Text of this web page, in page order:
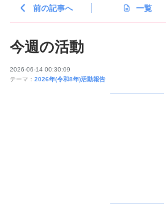
前の記事へ 一覧
今週の活動
2026-06-14 00:30:09
テーマ： 2026年(令和8年)活動報告